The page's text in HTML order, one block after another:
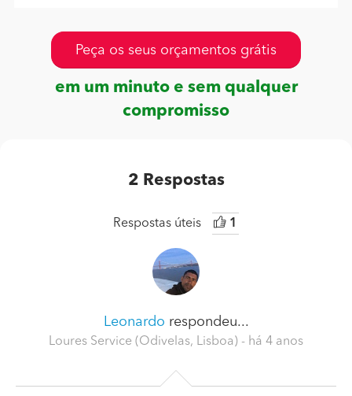
Peça os seus orçamentos grátis
em um minuto e sem qualquer
compromisso
2 Respostas
Respostas úteis 1
Leonardo respondeu...
Loures Service (Odivelas, Lisboa) - há 4 anos